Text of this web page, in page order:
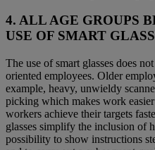
4. ALL AGE GROUPS
USE OF SMART
The use of smart glasses does
oriented employees. Older
example, heavy, unwieldy
picking which makes work
workers achieve their targets
glasses simplify the inclusion of
possibility to show instructions